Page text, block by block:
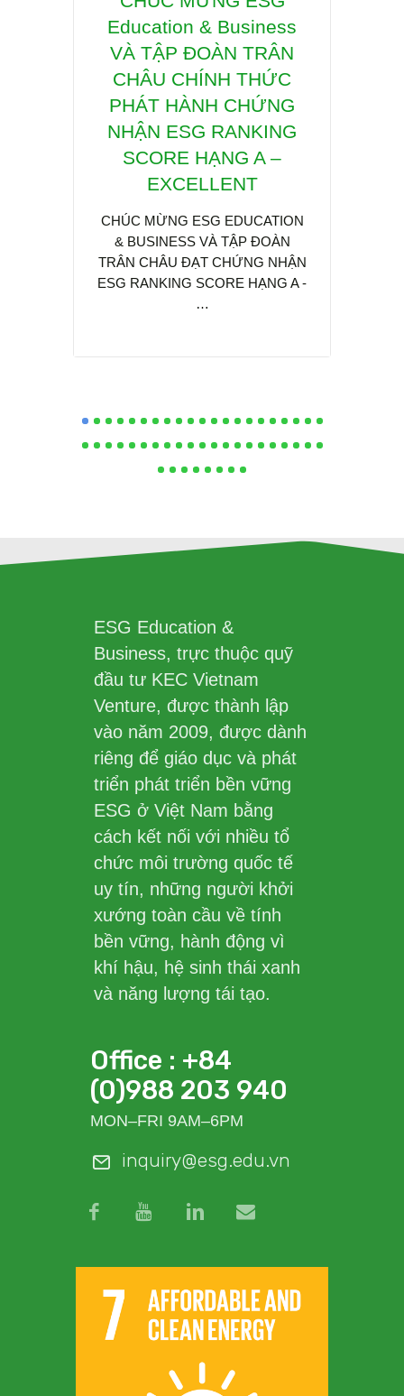
Education & Business
VÀ TẬP ĐOÀN TRÂN
CHÂU CHÍNH THỨC
PHÁT HÀNH CHỨNG
NHẬN ESG RANKING
SCORE HẠNG A –
EXCELLENT
CHÚC MỪNG ESG EDUCATION
& BUSINESS VÀ TẬP ĐOÀN
TRÂN CHÂU ĐẠT CHỨNG NHẬN
ESG RANKING SCORE HẠNG A -
…
CHUYỂN ĐỔI XANH,
TỐI ƯU NĂNG LƯỢNG
& PHÁT THẢI CARBON
THẤP VỚI HỆ THỐNG
IoT và Hạ Tầng Data
TRONG NHÀ MÁY ,
KCN XANH & SINH
Trong bối cảnh Việt Nam cam kết
đạt mục tiêu Net Zero vào năm
2050, việc áp dụng công nghệ…
ESG Education &
Business, trực thuộc quỹ
đầu tư KEC Vietnam
Venture, được thành lập
vào năm 2009, được dành
riêng để giáo dục và phát
triển phát triển bền vững
ESG ở Việt Nam bằng
cách kết nối với nhiều tổ
chức môi trường quốc tế
uy tín, những người khởi
xướng toàn cầu về tính
bền vững, hành động vì
khí hậu, hệ sinh thái xanh
và năng lượng tái tạo.
Office : +84
(0)988 203 940
MON–FRI 9AM–6PM
inquiry@esg.edu.vn